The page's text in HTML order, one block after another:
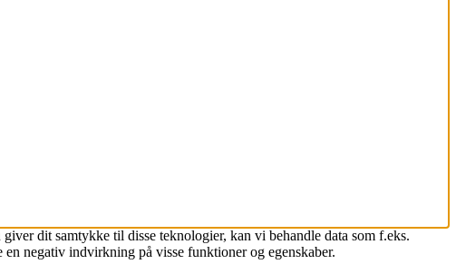
dit samtykke til disse teknologier, kan vi behandle data som f.eks.
negativ indvirkning på visse funktioner og egenskaber.